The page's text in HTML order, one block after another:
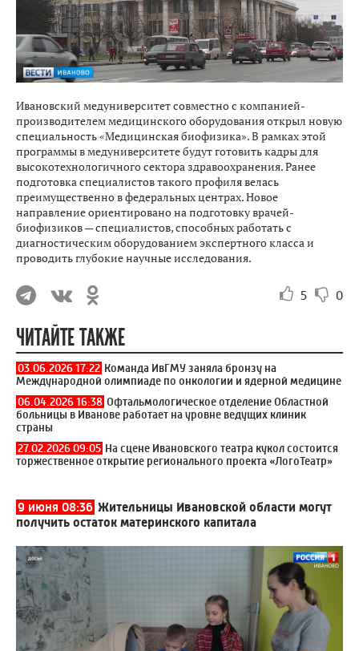
Ивановский медуниверситет совместно с компанией-
производителем медицинского оборудования открыл новую
специальность «Медицинская биофизика». В рамках этой
программы в медуниверситете будут готовить кадры для
высокотехнологичного сектора здравоохранения. Ранее
подготовка специалистов такого профиля велась
преимущественно в федеральных центрах. Новое
направление ориентировано на подготовку врачей-
биофизиков — специалистов, способных работать с
диагностическим оборудованием экспертного класса и
проводить глубокие научные исследования.
5 0
ЧИТАЙТЕ ТАКЖЕ
03.06.2026 17:22 Команда ИвГМУ заняла бронзу на
Международной олимпиаде по онкологии и ядерной медицине
06.04.2026 16:38 Офтальмологическое отделение Областной
больницы в Иванове работает на уровне ведущих клиник
страны
27.02.2026 09:05 На сцене Ивановского театра кукол состоится
торжественное открытие регионального проекта «ЛогоТеатр»
9 июня 08:36 Жительницы Ивановской области могут
получить остаток материнского капитала